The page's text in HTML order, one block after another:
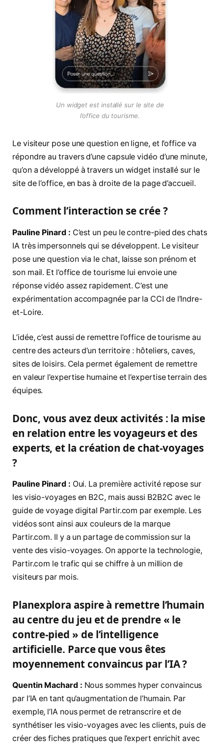
Un widget est installé sur le site de
l’office du tourisme.
Le visiteur pose une question en ligne, et l’office va
répondre au travers d’une capsule vidéo d’une minute,
qu’on a développé à travers un widget installé sur le
site de l’office, en bas à droite de la page d’accueil.
Comment l’interaction se crée ?
Pauline Pinard : C’est un peu le contre-pied des chats
IA très impersonnels qui se développent. Le visiteur
pose une question via le chat, laisse son prénom et
son mail. Et l’office de tourisme lui envoie une
réponse vidéo assez rapidement. C’est une
expérimentation accompagnée par la CCI de l’Indre-
et-Loire.
L’idée, c’est aussi de remettre l’office de tourisme au
centre des acteurs d’un territoire : hôteliers, caves,
sites de loisirs. Cela permet également de remettre
en valeur l’expertise humaine et l’expertise terrain des
équipes.
Donc, vous avez deux activités : la mise
en relation entre les voyageurs et des
experts, et la création de chat-voyages
?
Pauline Pinard : Oui. La première activité repose sur
les visio-voyages en B2C, mais aussi B2B2C avec le
guide de voyage digital Partir.com par exemple. Les
vidéos sont ainsi aux couleurs de la marque
Partir.com. Il y a un partage de commission sur la
vente des visio-voyages. On apporte la technologie,
Partir.com le trafic qui se chiffre à un million de
visiteurs par mois.
Planexplora aspire à remettre l’humain
au centre du jeu et de prendre « le
contre-pied » de l’intelligence
artificielle. Parce que vous êtes
moyennement convaincus par l’IA ?
Quentin Machard : Nous sommes hyper convaincus
par l’IA en tant qu’augmentation de l’humain. Par
exemple, l’IA nous permet de retranscrire et de
synthétiser les visio-voyages avec les clients, puis de
créer des fiches pratiques que l’expert enrichit avec